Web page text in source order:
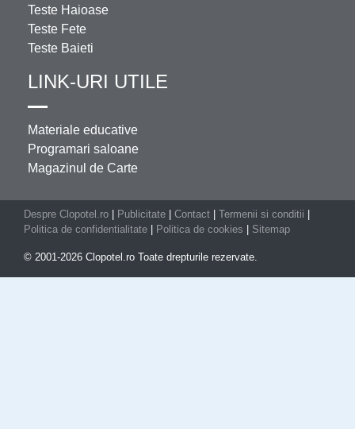
Teste Haioase
Teste Fete
Teste Baieti
LINK-URI UTILE
Materiale educative
Programari saloane
Magazinul de Carte
Despre Clopotel.ro | Publicitate | Contact | Termenii si conditii |
Politica de confidentialitate | Politica de cookies | Sitemap
© 2001-2026 Clopotel.ro Toate drepturile rezervate.